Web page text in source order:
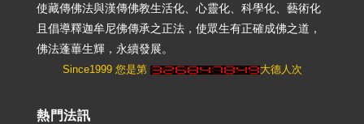
使藏傳佛法與漢傳佛教生活化、心靈化、科學化、藝術化
且倡導釋迦牟尼佛傳承之正法，使眾生有正確成佛之道，
佛法蓬蓽生輝，永續發展。
Since1999 您是第 大德人次
熱門法訊